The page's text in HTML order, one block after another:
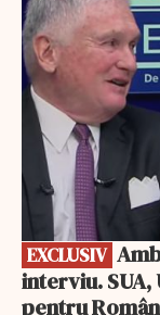
EXCLUSIV
interviu. SUA,
pentru